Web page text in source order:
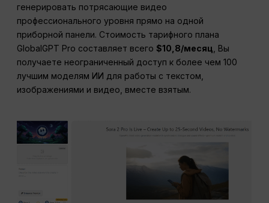
генерировать потрясающие видео
профессионального уровня прямо на одной
приборной панели. Стоимость тарифного плана
GlobalGPT Pro составляет всего$10,8/месяц, Вы
получаете неограниченный доступ к более чем 100
лучшим моделям ИИ для работы с текстом,
изображениями и видео, вместе взятым.